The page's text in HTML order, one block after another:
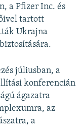
a Pfizer Inc. és
tartott
Ukrajna
júliusban, a
konferencián
ágazatra
az
a